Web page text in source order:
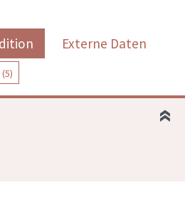
Externe Daten
(5)